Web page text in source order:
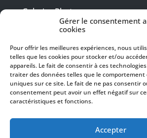
Gérer le consentement
cookies
Pour offrir les meilleures expériences, nous
telles que les cookies pour stocker et/ou
appareils. Le fait de consentir à ces
traiter des données telles que le comportement
uniques sur ce site. Le fait de ne pas consentir
consentement peut avoir un effet négatif sur
caractéristiques et fonctions.
Accepter
Galeries Photos
Vidéothèque
Presse
Programme PDF
Billetterie
Recrutement
Mentions légales
SUIVEZ-NOUS